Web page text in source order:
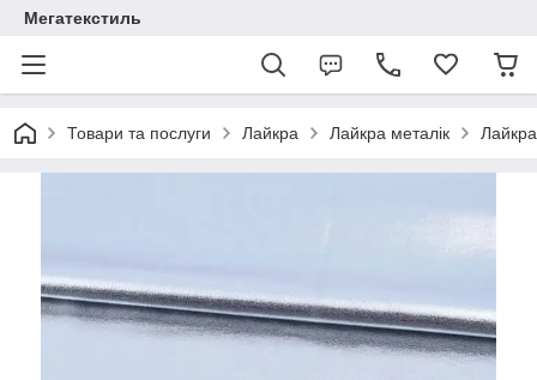
Мегатекстиль
Товари та послуги Лайкра Лайкра металік